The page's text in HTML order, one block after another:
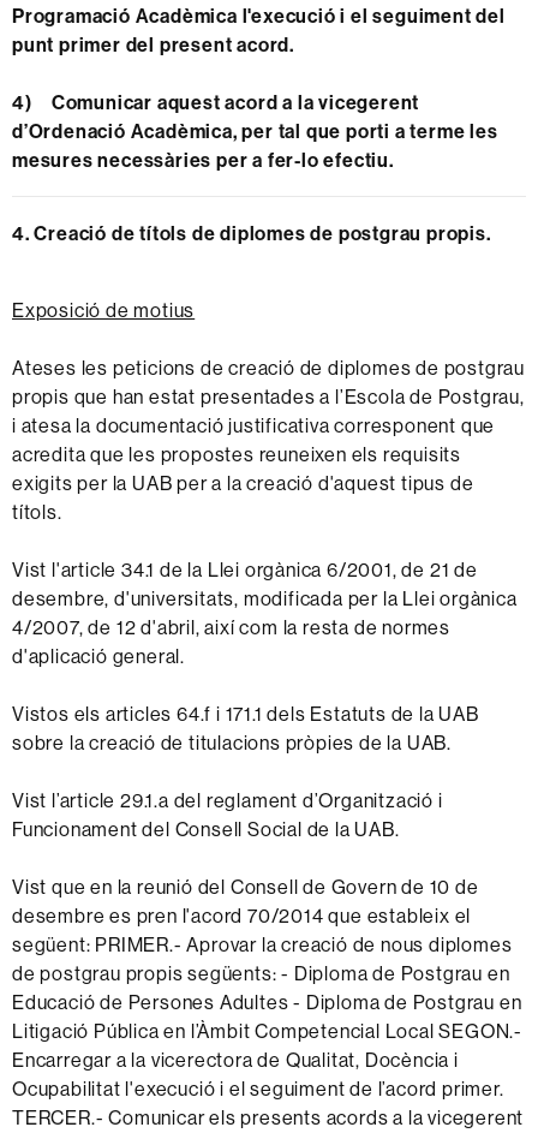
Programació Acadèmica l'execució i el seguiment del
punt primer del present acord.
4) Comunicar aquest acord a la vicegerent
d’Ordenació Acadèmica, per tal que porti a terme les
mesures necessàries per a fer-lo efectiu.
4. Creació de títols de diplomes de postgrau propis.
Exposició de motius
Ateses les peticions de creació de diplomes de postgrau
propis que han estat presentades a l’Escola de Postgrau,
i atesa la documentació justificativa corresponent que
acredita que les propostes reuneixen els requisits
exigits per la UAB per a la creació d'aquest tipus de
títols.
Vist l'article 34.1 de la Llei orgànica 6/2001, de 21 de
desembre, d'universitats, modificada per la Llei orgànica
4/2007, de 12 d'abril, així com la resta de normes
d'aplicació general.
Vistos els articles 64.f i 171.1 dels Estatuts de la UAB
sobre la creació de titulacions pròpies de la UAB.
Vist l’article 29.1.a del reglament d’Organització i
Funcionament del Consell Social de la UAB.
Vist que en la reunió del Consell de Govern de 10 de
desembre es pren l'acord 70/2014 que estableix el
següent: PRIMER.- Aprovar la creació de nous diplomes
de postgrau propis següents: - Diploma de Postgrau en
Educació de Persones Adultes - Diploma de Postgrau en
Litigació Pública en l’Àmbit Competencial Local SEGON.-
Encarregar a la vicerectora de Qualitat, Docència i
Ocupabilitat l'execució i el seguiment de l’acord primer.
TERCER.- Comunicar els presents acords a la vicegerent